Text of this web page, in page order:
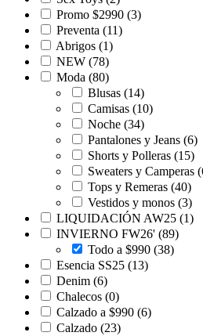
Promo $2990 (3)
Preventa (11)
Abrigos (1)
NEW (78)
Moda (80)
Blusas (14)
Camisas (10)
Noche (34)
Pantalones y Jeans (6)
Shorts y Polleras (15)
Sweaters y Camperas
Tops y Remeras (40)
Vestidos y monos (3)
LIQUIDACIÓN AW25 (1)
INVIERNO FW26' (89)
Todo a $990 (38)
Esencia SS25 (13)
Denim (6)
Chalecos (0)
Calzado a $990 (6)
Calzado (23)